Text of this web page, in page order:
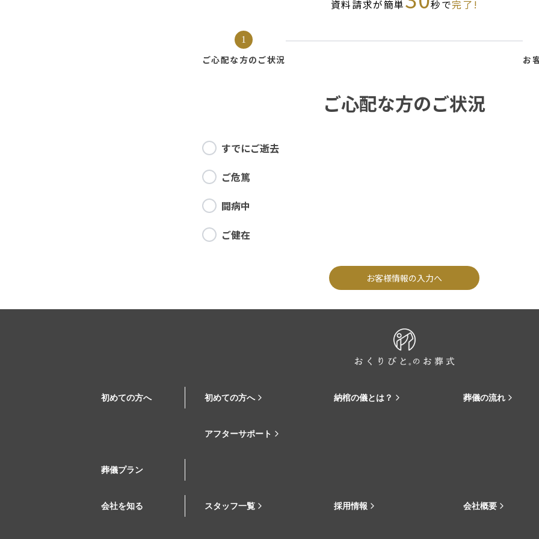
資料請求が簡単 秒で完了!
1
ご心配な方の ご状況 お
ご心配な方のご状況
すでにご逝去
ご危篤
闘病中
ご健在
お客様情報の入力へ
初めての方へ 初めての方へ 納棺の儀とは？ 葬儀の流れ
アフターサポート
葬儀プラン
会社を知る スタッフ一覧 採用情報 会社概要